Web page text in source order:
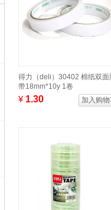
得力（deli）30402 棉纸双面
带18mm*10y 1卷
¥ 1.30 加入购